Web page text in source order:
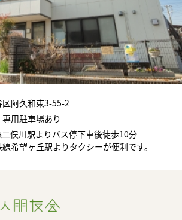
阿久和東3-55-2
専用駐車場あり
二俣川駅よりバス停下車後徒歩10分
希望ヶ丘駅よりタクシーが便利です。